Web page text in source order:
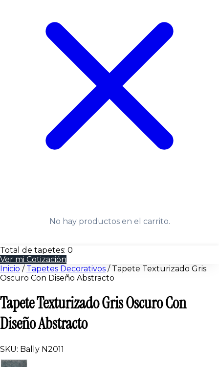
No hay productos en el carrito.
Total de tapetes: 0
Ver mi Cotización
Inicio / Tapetes Decorativos / Tapete Texturizado Gris
Oscuro Con Diseño Abstracto
Tapete Texturizado Gris Oscuro Con
Diseño Abstracto
SKU: Bally N2011